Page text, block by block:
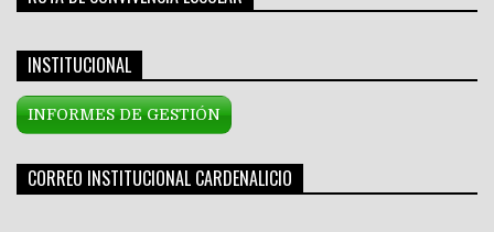
INSTITUCIONAL
INFORMES DE GESTIÓN
CORREO INSTITUCIONAL CARDENALICIO